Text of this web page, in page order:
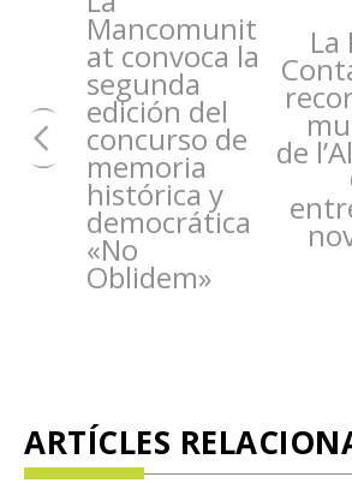
Mancomunit
at convoca la
segunda
edición del
concurso de
memoria
histórica y
democrática
«No
Oblidem»
La
de
ARTÍCLES